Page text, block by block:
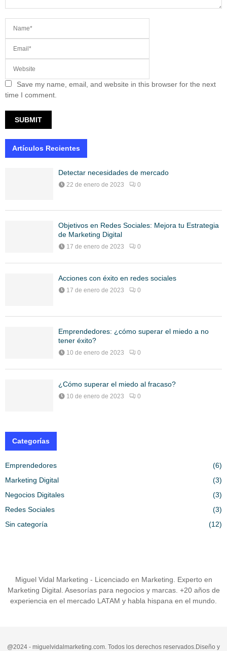
Save my name, email, and website in this browser for the next
time I comment.
Artículos Recientes
Detectar necesidades de mercado
22 de enero de 2023 0
Objetivos en Redes Sociales: Mejora tu Estrategia
de Marketing Digital
17 de enero de 2023 0
Acciones con éxito en redes sociales
17 de enero de 2023 0
Emprendedores: ¿cómo superar el miedo a no
tener éxito?
10 de enero de 2023 0
¿Cómo superar el miedo al fracaso?
10 de enero de 2023 0
Categorías
Emprendedores
(6)
Marketing Digital
(3)
Negocios Digitales
(3)
Redes Sociales
(3)
Sin categoría
(12)
Miguel Vidal Marketing - Licenciado en Marketing. Experto en
Marketing Digital. Asesorías para negocios y marcas. +20 años de
experiencia en el mercado LATAM y habla hispana en el mundo.
@2024 - miguelvidalmarketing.com. Todos los derechos reservados.Diseño y